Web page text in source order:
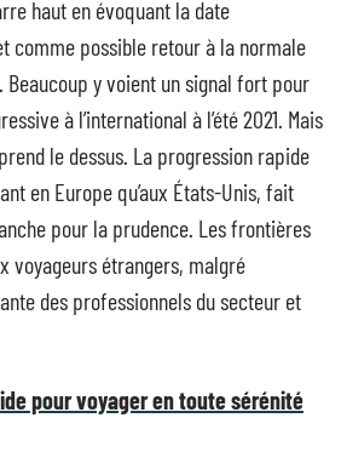
haut en évoquant la date
comme possible retour à la normale
Beaucoup y voient un signal fort pour
à l’international à l’été 2021. Mais
le dessus. La progression rapide
en Europe qu’aux États-Unis, fait
pour la prudence. Les frontières
voyageurs étrangers, malgré
des professionnels du secteur et
pour voyager en toute sérénité